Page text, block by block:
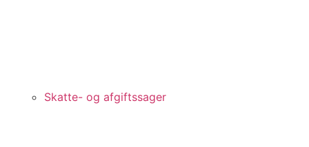
Skatte- og afgiftssager